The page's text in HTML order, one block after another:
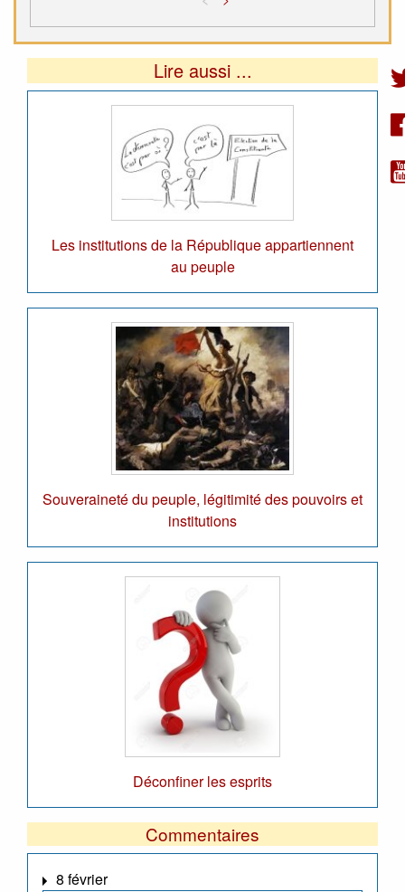
Lire aussi ...
Les institutions de la République appartiennent
au peuple
Souveraineté du peuple, légitimité des pouvoirs et
institutions
Déconfiner les esprits
Commentaires
8 février